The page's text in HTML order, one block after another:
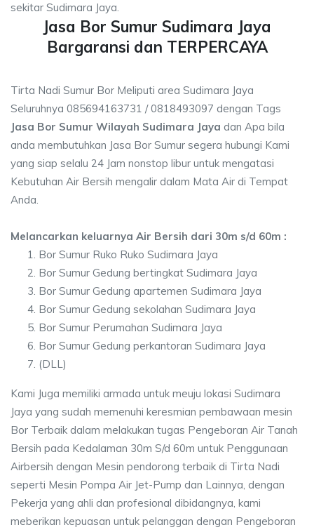
sekitar Sudimara Jaya.
Jasa Bor Sumur Sudimara Jaya
Bargaransi dan TERPERCAYA
Tirta Nadi Sumur Bor Meliputi area Sudimara Jaya
Seluruhnya 085694163731 / 0818493097 dengan Tags
Jasa Bor Sumur Wilayah Sudimara Jaya dan Apa bila
anda membutuhkan Jasa Bor Sumur segera hubungi Kami
yang siap selalu 24 Jam nonstop libur untuk mengatasi
Kebutuhan Air Bersih mengalir dalam Mata Air di Tempat
Anda.
Melancarkan keluarnya Air Bersih dari 30m s/d 60m :
Bor Sumur Ruko Ruko Sudimara Jaya
Bor Sumur Gedung bertingkat Sudimara Jaya
Bor Sumur Gedung apartemen Sudimara Jaya
Bor Sumur Gedung sekolahan Sudimara Jaya
Bor Sumur Perumahan Sudimara Jaya
Bor Sumur Gedung perkantoran Sudimara Jaya
(DLL)
Kami Juga memiliki armada untuk meuju lokasi Sudimara
Jaya yang sudah memenuhi keresmian pembawaan mesin
Bor Terbaik dalam melakukan tugas Pengeboran Air Tanah
Bersih pada Kedalaman 30m S/d 60m untuk Penggunaan
Airbersih dengan Mesin pendorong terbaik di Tirta Nadi
seperti Mesin Pompa Air Jet-Pump dan Lainnya, dengan
Pekerja yang ahli dan profesional dibidangnya, kami
meberikan kepuasan untuk pelanggan dengan Pengeboran